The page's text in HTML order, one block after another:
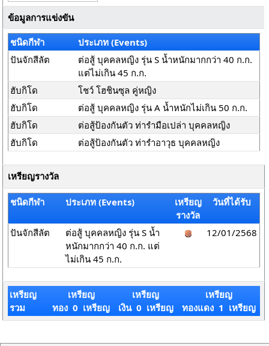
ข้อมูลการแข่งขัน
ชนิดกีฬา
ประเภท (Events)
ปันจักสีลัต
ต่อสู้ บุคคลหญิง รุ่น S น้ำหนักมากกว่า 40 ก.ก.
แต่ไม่เกิน 45 ก.ก.
ฮับกิโด
โชว์ โฮชินซุล คู่หญิง
ฮับกิโด
ต่อสู้ บุคคลหญิง รุ่น A น้ำหนักไม่เกิน 50 ก.ก.
ฮับกิโด
ต่อสู้ป้องกันตัว ท่ารำมือเปล่า บุคคลหญิง
ฮับกิโด
ต่อสู้ป้องกันตัว ท่ารำอาวุธ บุคคลหญิง
เหรียญรางวัล
ชนิดกีฬา ประเภท (Events)
เหรียญ
รางวัล
วันที่ได้รับ
ปันจักสีลัต
ต่อสู้ บุคคลหญิง รุ่น S น้ำ
หนักมากกว่า 40 ก.ก. แต่
ไม่เกิน 45 ก.ก.
12/01/2568
เหรียญ
รวม
เหรียญ
ทอง 0 เหรียญ
เหรียญ
เงิน 0 เหรียญ
เหรียญ
ทองแดง 1 เหรียญ